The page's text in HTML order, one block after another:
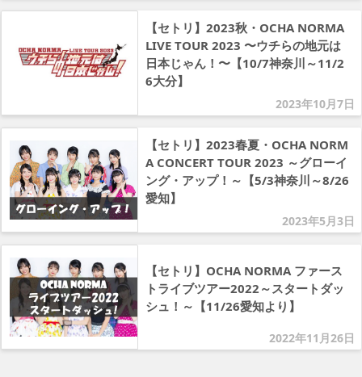
2023年10月7日
【セトリ】2023秋・OCHA NORMA
LIVE TOUR 2023 〜ウチらの地元は
日本じゃん！〜【10/7神奈川～11/2
6大分】
2023年5月3日
【セトリ】2023春夏・OCHA NORM
A CONCERT TOUR 2023 ～グローイ
ング・アップ！～【5/3神奈川～8/26
愛知】
2022年11月26日
【セトリ】OCHA NORMA ファース
トライブツアー2022～スタートダッ
シュ！～【11/26愛知より】